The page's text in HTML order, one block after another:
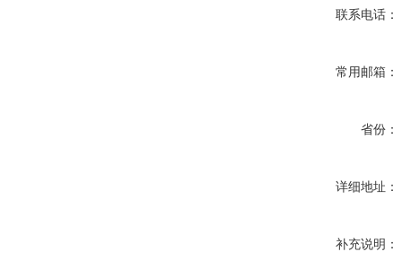
联系电话：
常用邮箱：
省份：
详细地址：
补充说明：